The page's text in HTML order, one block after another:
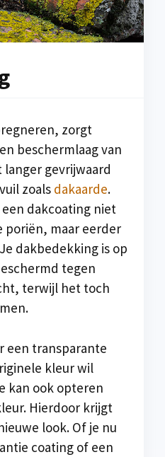
zorgt
beschermlaag van
langer gevrijwaard
zoals dakaarde.
dakcoating niet
maar eerder
dakbedekking is op
tegen
terwijl het toch
een transparante
kleur wil
kan ook opteren
Hierdoor krijgt
look. Of je nu
coating of een